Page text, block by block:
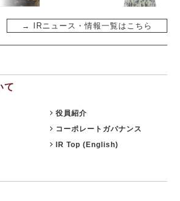
月17日（月）より一部商品を値上げい
スクを予防する研修を２本開発 ～上
きる研修として、2026年９月から公
で、自己啓発・eラーニング運用の手
「公開ダイレクト」に動画レン
日間29,800円の特別価格で公開講座を
→ IRニュース・情報一覧はこちら
て
役員紹介
コーポレートガバナンス
IR Top (English)